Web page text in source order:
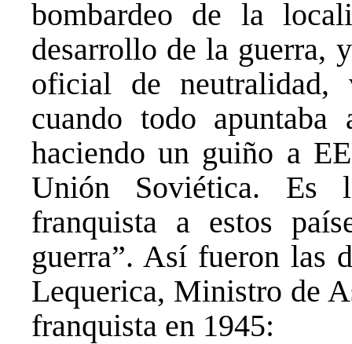
bombardeo de la
desarrollo de la guerra,
oficial de
cuando todo
haciendo un guiño a
Unión Soviética. Es
franquista a estos
guerra”. Así fueron las
Lequerica, Ministro de
franquista en 1945: